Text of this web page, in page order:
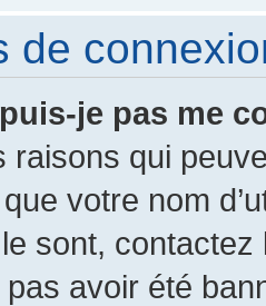
de
je pas me
raisons qui
votre nom
sont,
avoir été